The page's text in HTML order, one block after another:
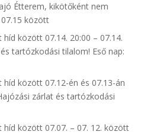
Étterem, kikötőként nem
között
híd között 07.14. 20:00 – 07.14.
tartózkodási tilalom! Eső nap:
híd között 07.12-én és 07.13-án
zárlat és tartózkodási
híd között 07.07. – 07. 12. között